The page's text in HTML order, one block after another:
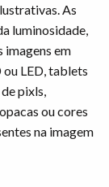
As
luminosidade,
imagens em
LED, tablets
pixls,
ou cores
na imagem